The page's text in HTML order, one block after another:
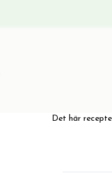
Det här